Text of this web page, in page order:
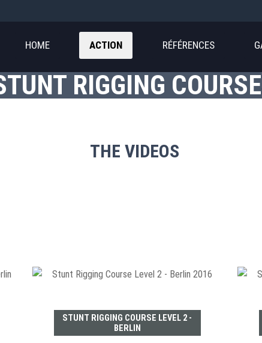
HOME ACTION RÉFÉRENCES
RIGGING
THE VIDEOS
STUNT RIGGING COURSE LEVEL 2 -
BERLIN